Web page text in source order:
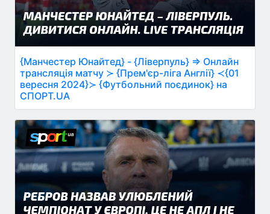
{Манчестер Юнайтед} - {Ліверпуль} ⇒ Онлайн
трансляція матчу ≻ {Прем'єр-ліга Англії} ≺{01
вересня 2024}≻ {Футбольний поєдинок} на
СПОРТ.UA